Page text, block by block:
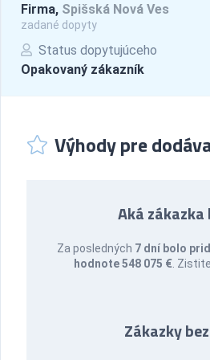
Firma, Spišská Nová Ves
zadané dopyty
Status dopytujúceho
Opakovaný zákazník
Výhody pre
Aká
Za posledných 7 dní bolo
hodnote 548 075 € .
Zákazky